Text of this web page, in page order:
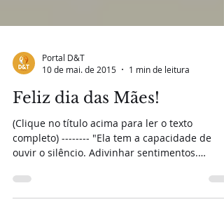
Portal D&T
10 de mai. de 2015
1 min de leitura
Feliz dia das Mães!
(Clique no título acima para ler o texto
completo) -------- "Ela tem a capacidade de